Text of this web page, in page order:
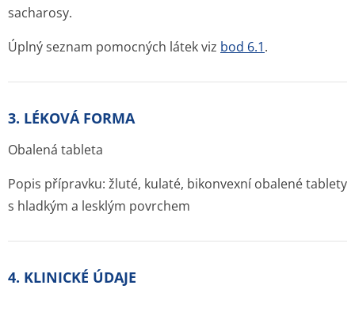
sacharosy.
Úplný seznam pomocných látek viz bod 6.1.
3. LÉKOVÁ FORMA
Obalená tableta
Popis přípravku: žluté, kulaté, bikonvexní obalené tablety
s hladkým a lesklým povrchem
4. KLINICKÉ ÚDAJE